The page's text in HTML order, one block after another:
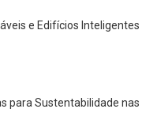
e Edifícios Inteligentes
para Sustentabilidade nas